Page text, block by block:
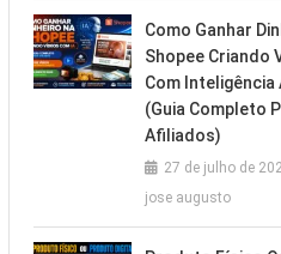
Como Ganhar
Shopee Criando
Com Inteligência
(Guia Completo
Afiliados)
27 de julho de
jose augusto